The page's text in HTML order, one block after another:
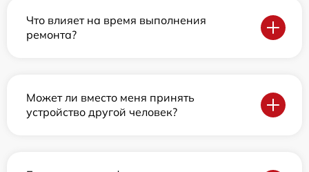
Что влияет на время выполнения
ремонта?
Может ли вместо меня принять
устройство другой человек?